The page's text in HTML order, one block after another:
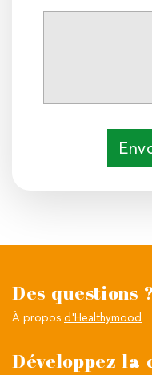
Des questions ?
À propos d'Healthymood
Développez la